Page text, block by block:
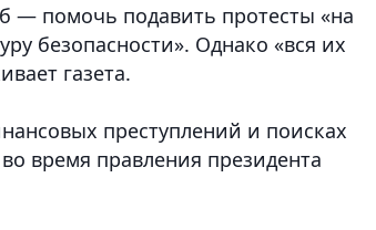
— помочь подавить протесты «на
безопасности». Однако «вся их
газета.
преступлений и поисках
время правления президента